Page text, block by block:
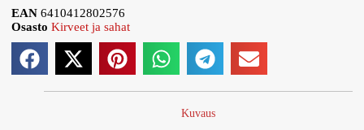
EAN6410412802576
Osasto Kirveet ja sahat
Kuvaus